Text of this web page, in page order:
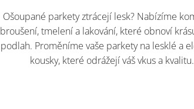
Ošoupané parkety ztrácejí lesk? Nabízíme
broušení, tmelení a lakování, které obnoví
podlah. Proměníme vaše parkety na lesklé a
kousky, které odrážejí váš vkus a kvalitu.